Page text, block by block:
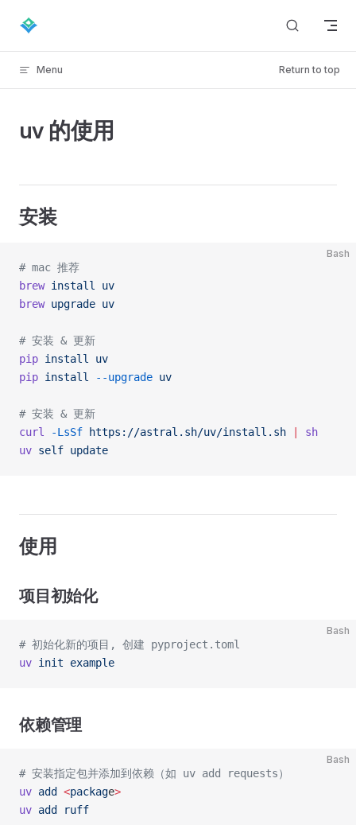
Skip to content
Menu Return to top
uv 的使用
安装
Bash
# mac 推荐
brew install
uv
brew upgrade uv
# 安装 & 更新
pip install
uv
pip install --upgrade uv
# 安装 & 更新
curl
-LsSf https://astral.sh/uv/install.sh
sh
uv self update
使用
项目初始化
Bash
# 初始化新的项目, 创建 pyproject.toml
uv init example
依赖管理
Bash
# 安装指定包并添加到依赖（如 uv add requests）
uv add <package>
uv add ruff